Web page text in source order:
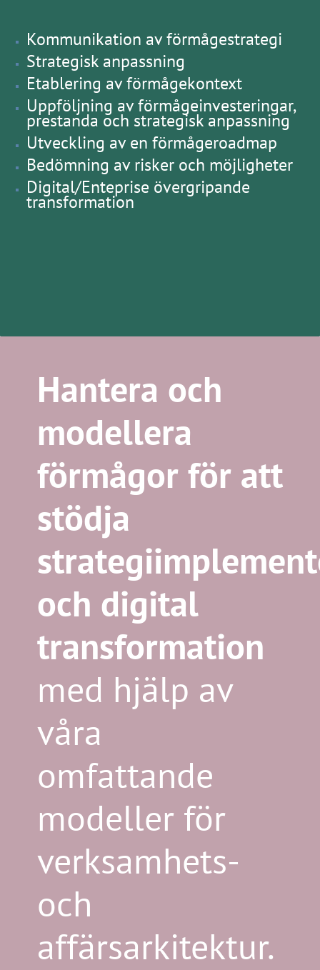
Kommunikation av förmågestrategi
Strategisk anpassning
Etablering av förmågekontext
Uppföljning av förmågeinvesteringar,
prestanda och strategisk anpassning
Utveckling av en förmågeroadmap
Bedömning av risker och möjligheter
Digital/Enteprise övergripande
transformation
Hantera och
modellera
förmågor för att
stödja
och digital
transformation
med hjälp av
våra
omfattande
modeller för
verksamhets-
och
affärsarkitektur.